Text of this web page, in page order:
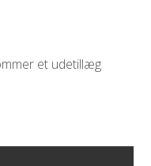
et udetillæg